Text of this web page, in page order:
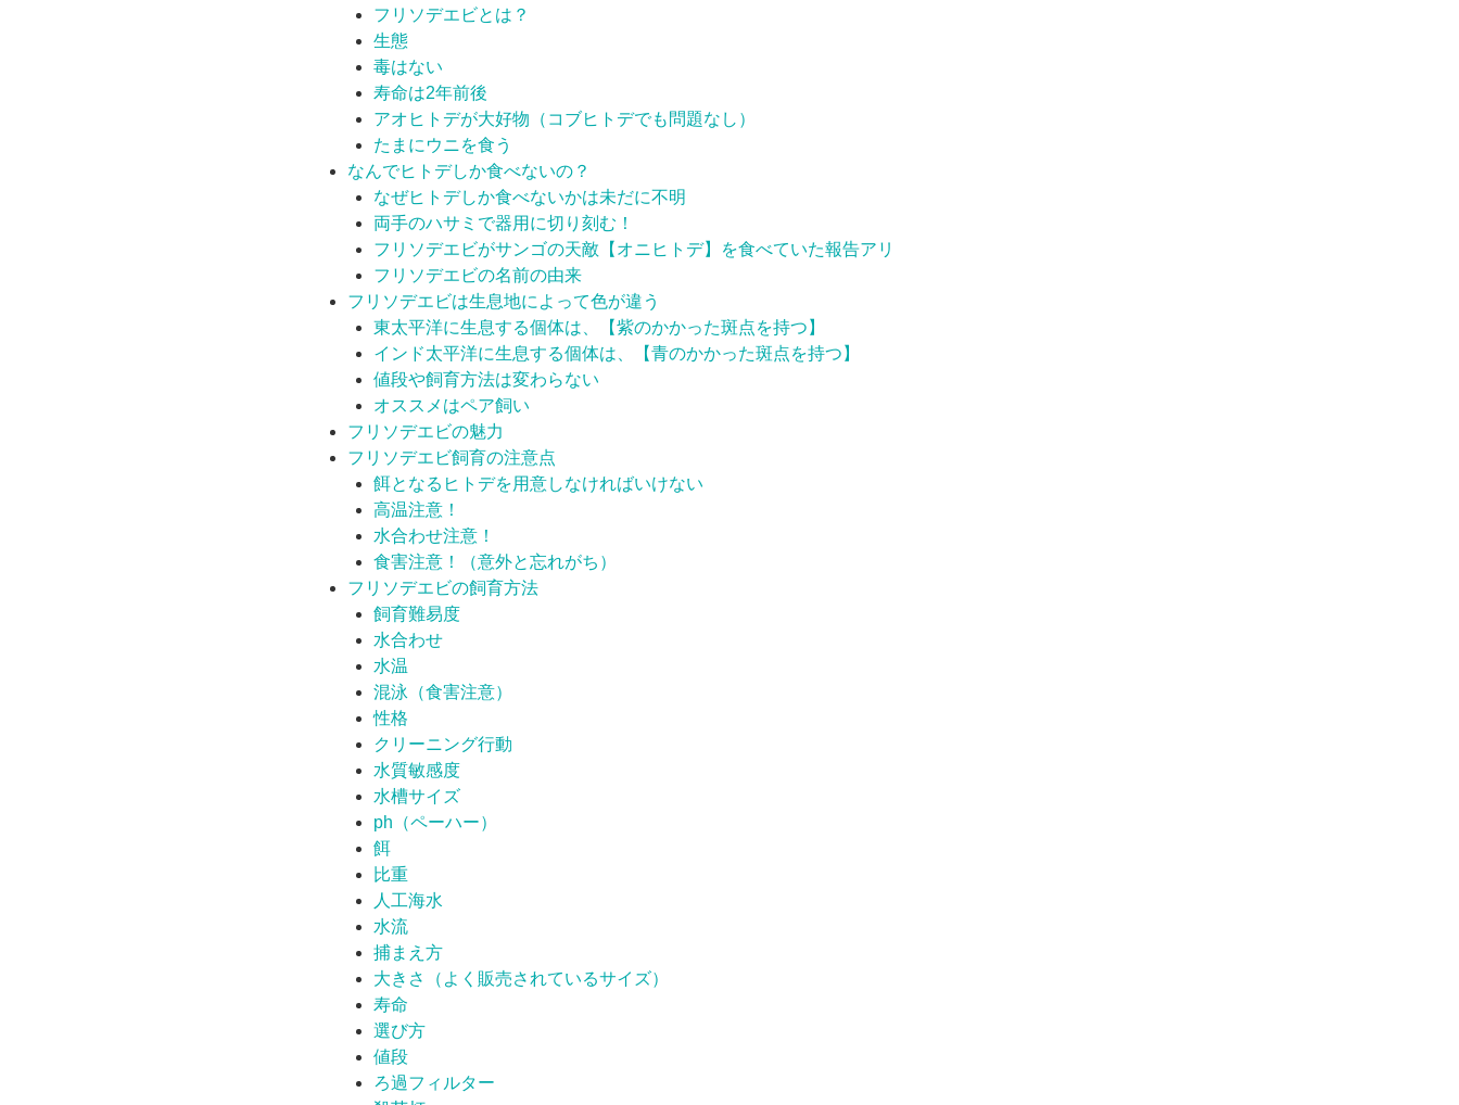
フリソデエビとは？
生態
毒はない
寿命は2年前後
アオヒトデが大好物（コブヒトデでも問題なし）
たまにウニを食う
なんでヒトデしか食べないの？
なぜヒトデしか食べないかは未だに不明
両手のハサミで器用に切り刻む！
フリソデエビがサンゴの天敵【オニヒトデ】を食べていた報告アリ
フリソデエビの名前の由来
フリソデエビは生息地によって色が違う
東太平洋に生息する個体は、【紫のかかった斑点を持つ】
インド太平洋に生息する個体は、【青のかかった斑点を持つ】
値段や飼育方法は変わらない
オススメはペア飼い
フリソデエビの魅力
フリソデエビ飼育の注意点
餌となるヒトデを用意しなければいけない
高温注意！
水合わせ注意！
食害注意！（意外と忘れがち）
フリソデエビの飼育方法
飼育難易度
水合わせ
水温
混泳（食害注意）
性格
クリーニング行動
水質敏感度
水槽サイズ
ph（ペーハー）
餌
比重
人工海水
水流
捕まえ方
大きさ（よく販売されているサイズ）
寿命
選び方
値段
ろ過フィルター